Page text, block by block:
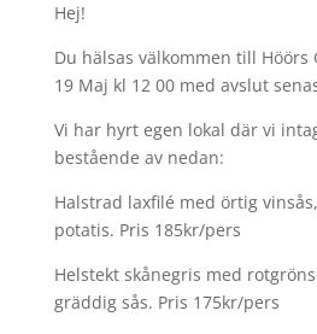
Hej!
Du hälsas välkommen till Höörs
19 Maj kl 12 00 med avslut
Vi har hyrt egen lokal där vi
bestående av nedan:
Halstrad laxfilé med örtig
potatis. Pris 185kr/pers
Helstekt skånegris med
gräddig sås. Pris 175kr/pers